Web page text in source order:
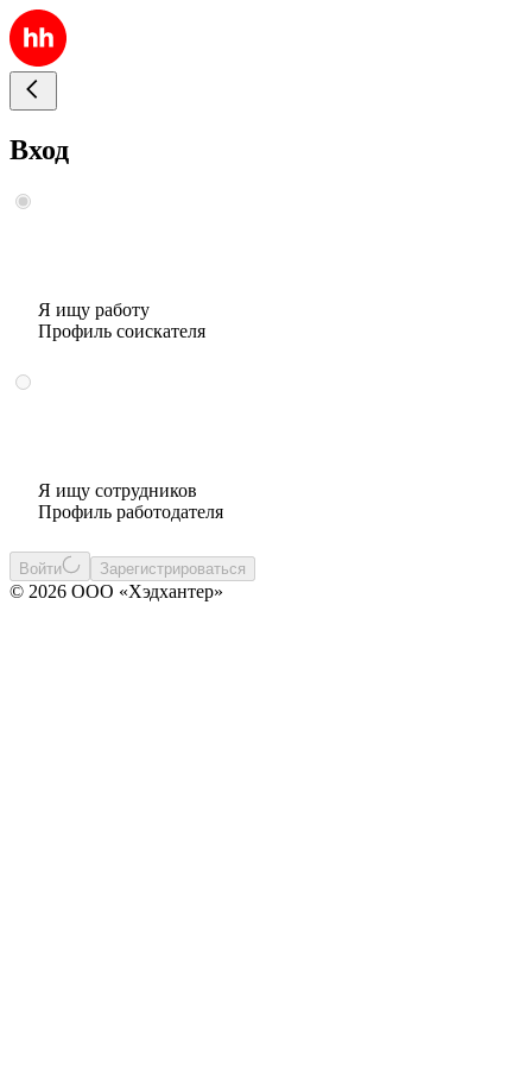
Вход
Я ищу работу
Профиль соискателя
Я ищу сотрудников
Профиль работодателя
Войти Зарегистрироваться
© 2026 ООО «Хэдхантер»